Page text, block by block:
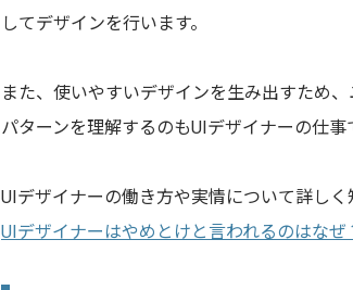
してデザインを行います。
また、使いやすいデザインを生み出すため
パターンを理解するのもUIデザイナーの仕事
UIデザイナーの働き方や実情について詳し
UIデザイナーはやめとけと言われるのはな